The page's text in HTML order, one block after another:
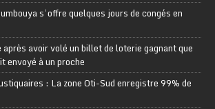
s’offre quelques jours de congés en
avoir volé un billet de loterie gagnant que
envoyé à un proche
: La zone Oti-Sud enregistre 99% de